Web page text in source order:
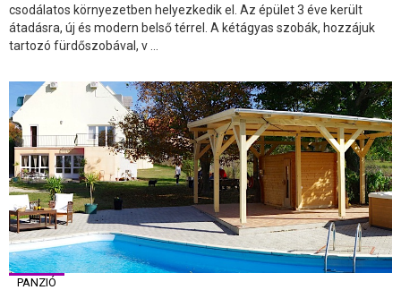
csodálatos környezetben helyezkedik el. Az épület 3 éve került
átadásra, új és modern belső térrel. A kétágyas szobák, hozzájuk
tartozó fürdőszobával, v ...
PANZIÓ